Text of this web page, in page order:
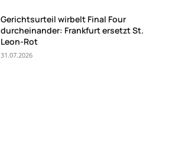
Gerichtsurteil wirbelt Final Four
durcheinander: Frankfurt ersetzt St.
Leon-Rot
31.07.2026